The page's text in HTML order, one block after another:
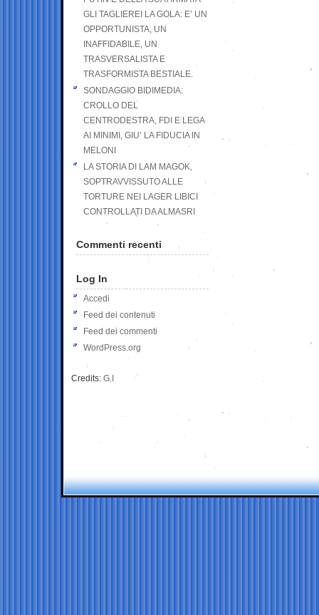
GLI TAGLIEREI LA GOLA: E’ UN
OPPORTUNISTA, UN
INAFFIDABILE, UN
TRASVERSALISTA E
TRASFORMISTA BESTIALE.
SONDAGGIO BIDIMEDIA:
CROLLO DEL
CENTRODESTRA, FDI E LEGA
AI MINIMI, GIU’ LA FIDUCIA IN
MELONI
LA STORIA DI LAM MAGOK,
SOPTRAVVISSUTO ALLE
TORTURE NEI LAGER LIBICI
CONTROLLATI DA ALMASRI
Commenti recenti
Log In
Accedi
Feed dei contenuti
Feed dei commenti
WordPress.org
Credits: G.I